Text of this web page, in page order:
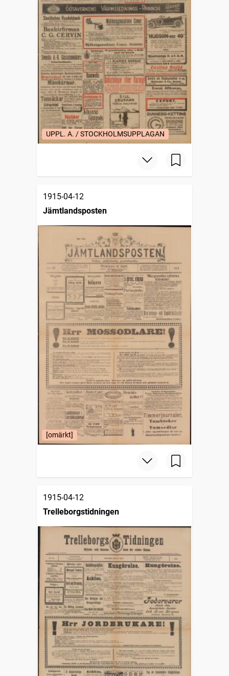
UPPL. A. / STOCKHOLMSUPPLAGAN
1915-04-12
Jämtlandsposten
[omärkt]
1915-04-12
Trelleborgstidningen